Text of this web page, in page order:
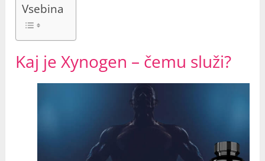
Vsebina
Kaj je Xynogen – čemu služi?